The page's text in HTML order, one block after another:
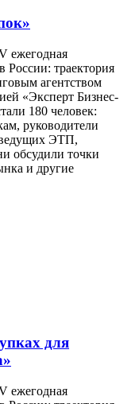
ежегодная
России: траектория
агентством
«Эксперт Бизнес-
180 человек:
руководители
ЭТП,
обсудили точки
и другие
для
ежегодная